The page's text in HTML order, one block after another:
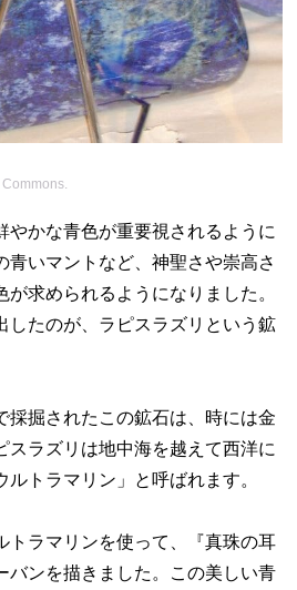
やかな青色が重要視されるように
青いマントなど、神聖さや崇高さ
が求められるようになりました。
したのが、ラピスラズリという鉱
採掘されたこの鉱石は、時には金
スラズリは地中海を越えて西洋に
トラマリン」と呼ばれます。
トラマリンを使って、『真珠の耳
バンを描きました。この美しい青